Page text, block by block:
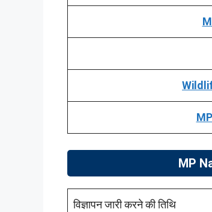
MP
विज्ञापन जारी करने की तिथि